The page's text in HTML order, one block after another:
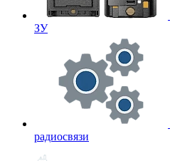
ЗУ
радиосвязи